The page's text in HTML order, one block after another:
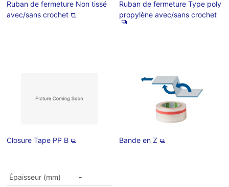
Ruban de fermeture Non tissé
avec/sans crochet
Ruban de fermeture Type poly
propylène avec/sans crochet
Closure Tape PP B
Épaisseur (mm)
-
Bande en Z